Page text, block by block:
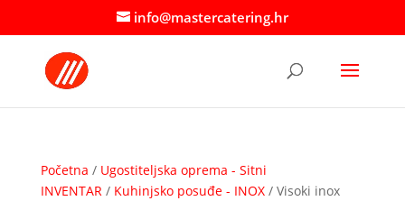
info@mastercatering.hr
Početna / Ugostiteljska oprema - Sitni
INVENTAR / Kuhinjsko posuđe - INOX/ Visoki inox